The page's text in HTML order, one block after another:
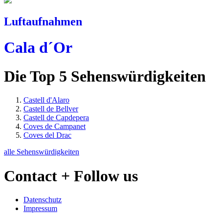
Luftaufnahmen
Cala d´Or
Die Top 5 Sehenswürdigkeiten
Castell d'Alaro
Castell de Bellver
Castell de Capdepera
Coves de Campanet
Coves del Drac
alle Sehenswürdigkeiten
Contact + Follow us
Datenschutz
Impressum